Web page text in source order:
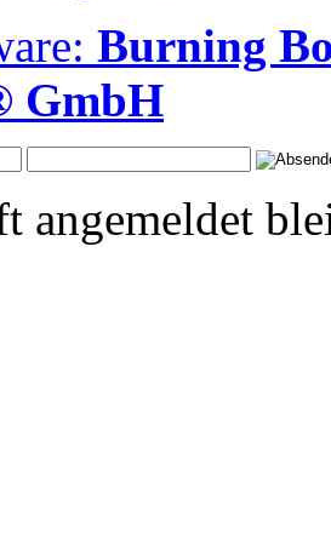
Burning
GmbH
angemeldet